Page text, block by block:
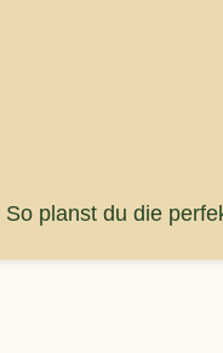
So planst du die